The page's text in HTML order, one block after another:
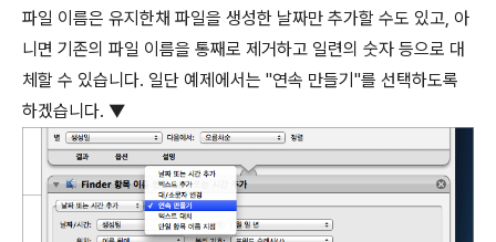
파일 이름은 유지한채 파일을 생성한 날짜만 추가할 수도 있고, 아
니면 기존의 파일 이름을 통째로 제거하고 일련의 숫자 등으로 대
체할 수 있습니다. 일단 예제에서는 "연속 만들기"를 선택하도록
하겠습니다. ▼